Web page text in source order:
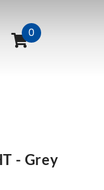
0
- Grey